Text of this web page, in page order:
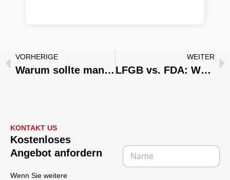
VORHERIGE
Warum sollte man sich für einen China-Küchengerätehersteller wie Chancescook？ entscheiden?
WEITER
LFGB vs. FDA: Welche Zertifizierung ist für Kochgeschirr aus Edelstahl wichtig?
KONTAKT US
Kostenloses
Angebot anfordern
Wenn Sie weitere
N
m